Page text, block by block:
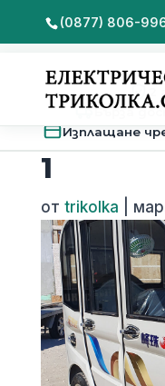
(0877) 806-
2
Бърза
Изплащане
1
от trikolka